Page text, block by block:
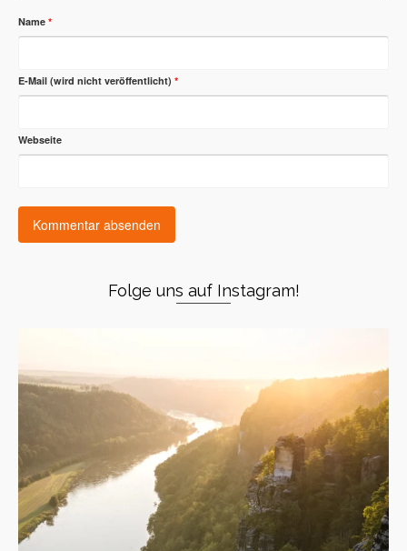
Name *
E-Mail (wird nicht veröffentlicht) *
Webseite
Folge uns auf Instagram!